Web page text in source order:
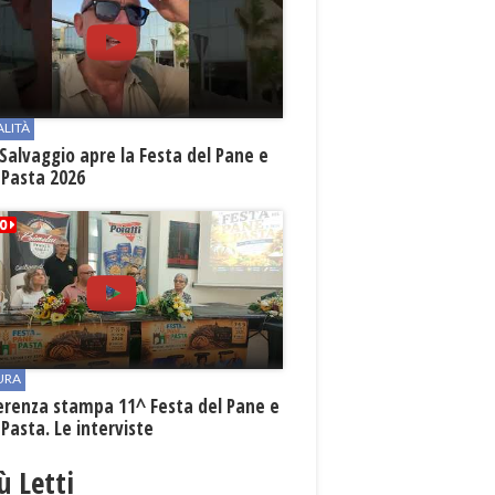
apre la Festa del Pane e
2026
stampa 11^ Festa del Pane e
Le interviste
Letti